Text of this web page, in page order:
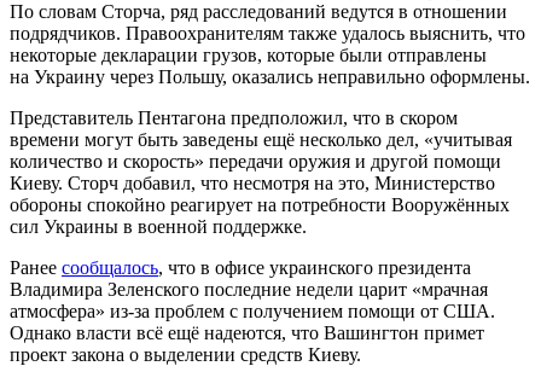
По словам Сторча, ряд расследований ведутся в отношении
подрядчиков. Правоохранителям также удалось выяснить, что
некоторые декларации грузов, которые были отправлены
на Украину через Польшу, оказались неправильно оформлены.
Представитель Пентагона предположил, что в скором
времени могут быть заведены ещё несколько дел, «учитывая
количество и скорость» передачи оружия и другой помощи
Киеву. Сторч добавил, что несмотря на это, Министерство
обороны спокойно реагирует на потребности Вооружённых
сил Украины в военной поддержке.
Ранее сообщалось, что в офисе украинского президента
Владимира Зеленского последние недели царит «мрачная
атмосфера» из-за проблем с получением помощи от США.
Однако власти всё ещё надеются, что Вашингтон примет
проект закона о выделении средств Киеву.